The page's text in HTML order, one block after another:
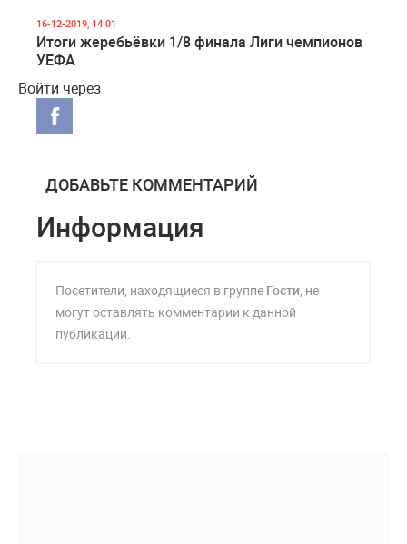
16-12-2019, 14:01
Итоги жеребьёвки 1/8 финала Лиги чемпионов
УЕФА
Войти через
ДОБАВЬТЕ КОММЕНТАРИЙ
Информация
Посетители, находящиеся в группе Гости, не
могут оставлять комментарии к данной
публикации.